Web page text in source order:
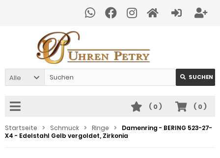
Alle SUCHEN
( 0)
( 0)
Startseite Schmuck Ringe
Damenring - BERING 523-27-
X4 - Edelstahl Gelb vergoldet, Zirkonia